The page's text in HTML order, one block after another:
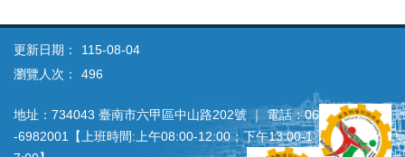
更新日期：
115-08-04
瀏覽人次：
496
地址：734043 臺南市六甲區中山路202號 ｜ 電話：06
‐6982001【上班時間:上午08:00‐12:00；下午13:00‐1